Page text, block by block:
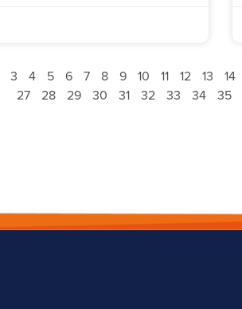
3 4 5 6 7 8 9 10 11 12 13 14
27
28 29 30 31 32 33 34 35